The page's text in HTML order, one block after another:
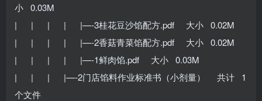
小 0.03M
| | | | |—-3桂花豆沙馅配方.pdf 大小 0.02M
| | | | |—-2香菇青菜馅配方.pdf 大小 0.02M
| | | | |—-1鲜肉馅.pdf 大小 0.03M
| | | |—-2门店馅料作业标准书（小剂量） 共计 1
个文件